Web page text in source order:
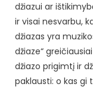
džiazui ar
ir visai nesvarbu,
džiazas yra
džiaze“
džiazo prigimtį ir
paklausti: o kas gi